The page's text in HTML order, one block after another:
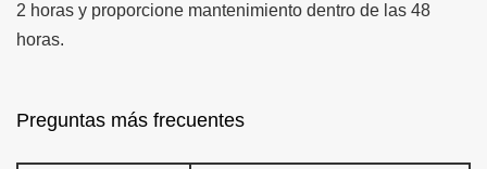
2 horas y proporcione mantenimiento dentro de las 48
horas.
Preguntas más frecuentes